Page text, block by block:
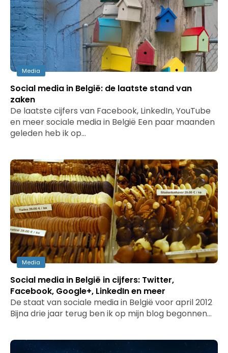
Media
Social media in België: de laatste stand van
zaken
De laatste cijfers van Facebook, LinkedIn, YouTube
en meer sociale media in België Een paar maanden
geleden heb ik op…
Media
Social media in België in cijfers: Twitter,
Facebook, Google+, LinkedIn en meer
De staat van sociale media in België voor april 2012
Bijna drie jaar terug ben ik op mijn blog begonnen…